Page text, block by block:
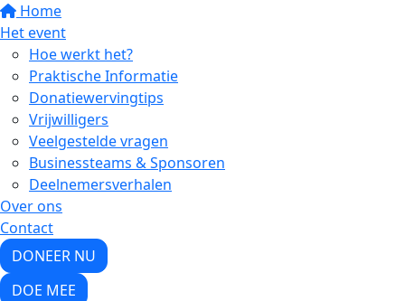
Home
Het event
Hoe werkt het?
Praktische Informatie
Donatiewervingtips
Vrijwilligers
Veelgestelde vragen
Businessteams & Sponsoren
Deelnemersverhalen
Over ons
Contact
DONEER NU
DOE MEE